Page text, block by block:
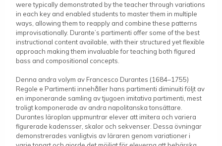
were typically demonstrated by the teacher through variations
in each key and enabled students to master them in multiple
ways, allowing them to reapply and combine these patterns
improvisationally. Durante’s partimenti offer some of the best
instructional content available, with their structured yet flexible
approach making them invaluable for teaching both figured
bass and compositional concepts.
Denna andra volym av Francesco Durantes (1684–1755)
Regole e Partimenti innehåller hans partimenti diminuiti följt av
en imponerande samling av tjugoen imitativa partimenti, mest
troligt komponerade av andra napolitanska tonsättare.
Durantes läroplan uppmuntrar elever att imitera och variera
figurerade kadensser, skalor och sekvenser. Dessa övningar
demonstrerades vanligtvis av läraren genom variationer i